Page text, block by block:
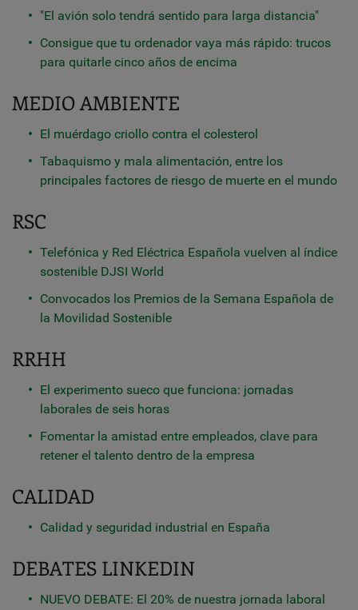
"El avión solo tendrá sentido para larga distancia"
Consigue que tu ordenador vaya más rápido: trucos
para quitarle cinco años de encima
MEDIO AMBIENTE
El muérdago criollo contra el colesterol
Tabaquismo y mala alimentación, entre los
principales factores de riesgo de muerte en el mundo
RSC
Telefónica y Red Eléctrica Española vuelven al índice
sostenible DJSI World
Convocados los Premios de la Semana Española de
la Movilidad Sostenible
RRHH
El experimento sueco que funciona: jornadas
laborales de seis horas
Fomentar la amistad entre empleados, clave para
retener el talento dentro de la empresa
CALIDAD
Calidad y seguridad industrial en España
DEBATES LINKEDIN
NUEVO DEBATE: El 20% de nuestra jornada laboral